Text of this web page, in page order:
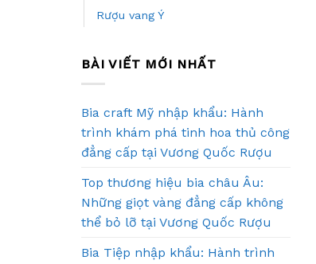
Rượu vang Ý
BÀI VIẾT MỚI NHẤT
Bia craft Mỹ nhập khẩu: Hành
trình khám phá tinh hoa thủ công
đẳng cấp tại Vương Quốc Rượu
Top thương hiệu bia châu Âu:
Những giọt vàng đẳng cấp không
thể bỏ lỡ tại Vương Quốc Rượu
Bia Tiệp nhập khẩu: Hành trình